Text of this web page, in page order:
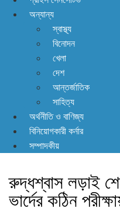
অন্যান্য
স্বাস্থ্য
বিনোদন
খেলা
দেশ
আন্তর্জাতিক
সাহিত্য
অর্থনীতি ও বাণিজ্য
বিনিয়োগকারী কর্নার
সম্পাদকীয়
রুদ্ধশ্বাস লড়াই
ভার্দের কঠিন